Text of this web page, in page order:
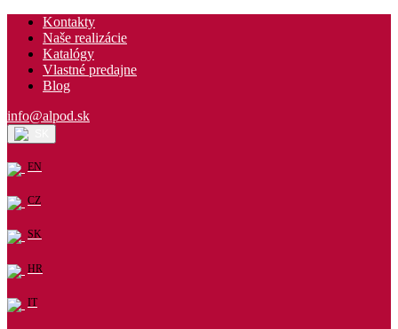
Kontakty
Naše realizácie
Katalógy
Vlastné predajne
Blog
info@alpod.sk
EN
CZ
SK
HR
IT